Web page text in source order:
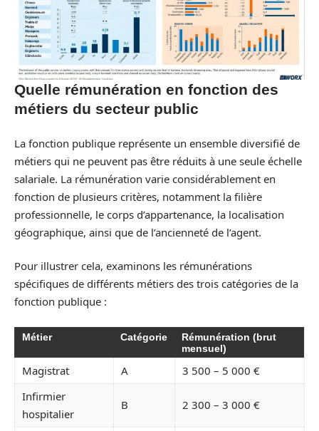
Quelle rémunération en fonction des
métiers du secteur public
La fonction publique représente un ensemble diversifié de
métiers qui ne peuvent pas être réduits à une seule échelle
salariale. La rémunération varie considérablement en
fonction de plusieurs critères, notamment la filière
professionnelle, le corps d’appartenance, la localisation
géographique, ainsi que de l’ancienneté de l’agent.
Pour illustrer cela, examinons les rémunérations
spécifiques de différents métiers des trois catégories de la
fonction publique :
Métier Catégorie
Rémunération (brut
mensuel)
Magistrat A
3 500 – 5 000 €
Infirmier
hospitalier
B 2 300 – 3 000 €